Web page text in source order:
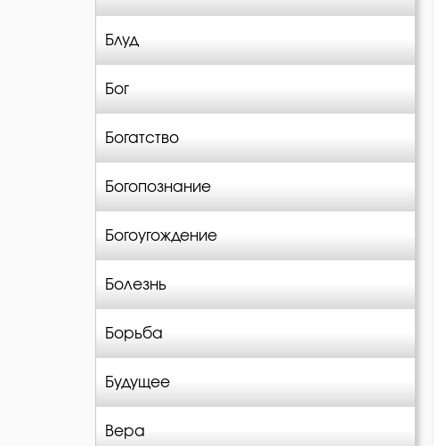
Блуд
Бог
Богатство
Богопознание
Богоугождение
Болезнь
Борьба
Будущее
Вера